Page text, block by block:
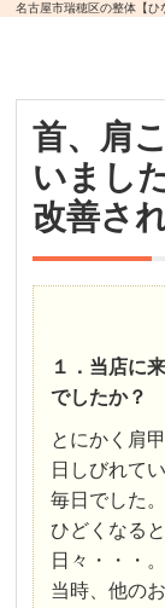
名古屋市瑞穂区の整体【ひ
首、肩
いまし
改善さ
１．当店に
でしたか？
とにかく肩
日しびれて
毎日でした。
ひどくなる
日々・・・。
当時、他の